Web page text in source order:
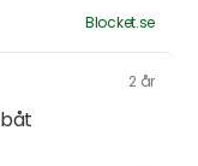
Blocket.se
2 år